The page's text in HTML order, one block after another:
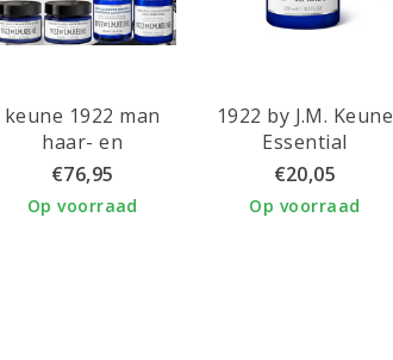
keune 1922 man
haar- en
baardverzorging
€76,95
Op voorraad
1922 by J.M. Keune
Essential
conditioner
€20,05
Op voorraad